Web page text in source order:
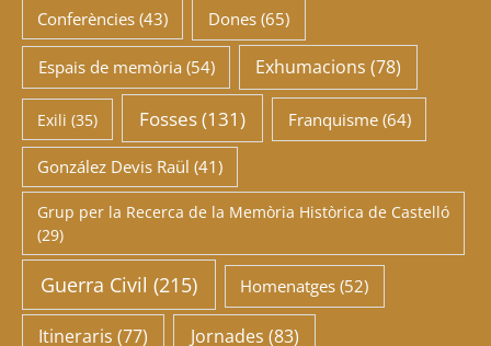
Conferències (43) Dones(65)
Espais de memòria (54) Exhumacions (78)
Exili (35) Fosses(131) Franquisme(64)
González Devis Raül (41)
Grup per la Recerca de la Memòria Històrica de Castelló
(29)
Guerra Civil (215) Homenatges (52)
Itineraris (77) Jornades (83)